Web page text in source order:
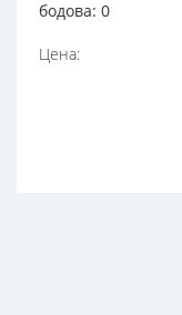
бодова: 0
Цена: